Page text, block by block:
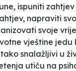
ispuniti
napraviti
svoje
vještine
snalažljivi u
utiču na